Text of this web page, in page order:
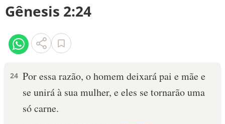
NOVO TESTAMENTO
VERSÍCULOS
PALAVRA DO DIA
Gênesis 2:24
24 Por essa razão, o homem deixará pai e mãe e
se unirá à sua mulher, e eles se tornarão uma
só carne.